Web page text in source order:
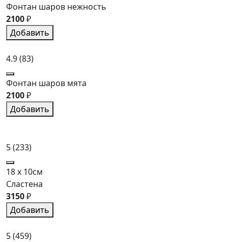
Фонтан шаров нежность
2100₽
Добавить
4.9(83)
Фонтан шаров мята
2100₽
Добавить
5(233)
18 x 10см
Сластена
3150₽
Добавить
5(459)